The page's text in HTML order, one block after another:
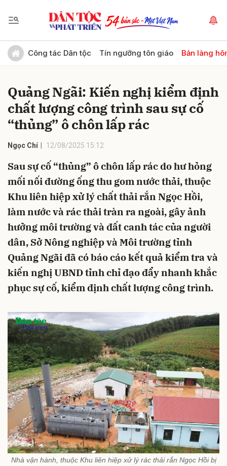
Công tác Dân tộc Tín ngưỡng tôn giáo Bản làng
Quảng Ngãi: Kiến nghị kiểm định
chất lượng công trình sau sự cố
“thủng” ô chôn lấp rác
Ngọc Chí 12/08/2025 15:12
Sau sự cố “thủng” ô chôn lấp rác do hư hỏng
mối nối đường ống thu gom nước thải, thuộc
Khu liên hiệp xử lý chất thải rắn Ngọc Hồi,
làm nước và rác thải tràn ra ngoài, gây ảnh
hưởng môi trường và đất canh tác của người
dân, Sở Nông nghiệp và Môi trường tỉnh
Quảng Ngãi đã có báo cáo kết quả kiểm tra và
kiến nghị UBND tỉnh chỉ đạo đẩy nhanh khắc
phục sự cố, kiểm định chất lượng công trình.
Nhà vận hành, thuộc Khu liên hiệp xử lý rác thải rắn Ngọc Hồi bị
Gửi bình luận